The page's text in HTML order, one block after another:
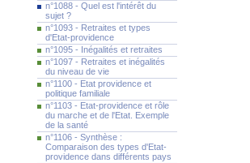
n°1088 - Quel est l'intérêt du
sujet ?
n°1093 - Retraites et types
d'Etat-providence
n°1095 - Inégalités et retraites
n°1097 - Retraites et inégalités
du niveau de vie
n°1100 - Etat providence et
politique familiale
n°1103 - Etat-providence et rôle
du marche et de l'Etat. Exemple
de la santé
n°1106 - Synthèse :
Comparaison des types d'Etat-
providence dans différents pays